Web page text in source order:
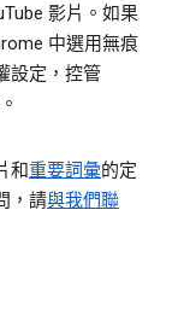
影片。如果
中選用無痕
設定，控管
和重要詞彙的定
，請與我們聯